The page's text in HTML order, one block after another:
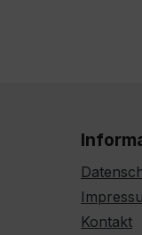
Kontakt